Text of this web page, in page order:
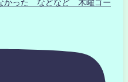
かった などなど 木曜ゴー